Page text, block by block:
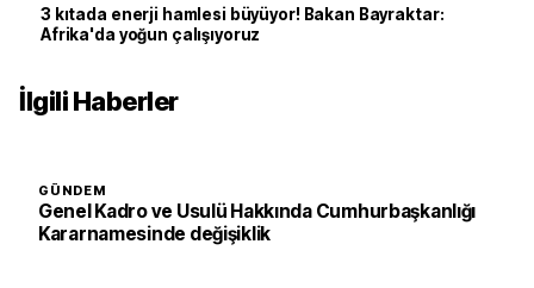
3 kıtada enerji hamlesi büyüyor! Bakan Bayraktar:
Afrika'da yoğun çalışıyoruz
İlgili Haberler
GÜNDEM
Genel Kadro ve Usulü Hakkında Cumhurbaşkanlığı
Kararnamesinde değişiklik